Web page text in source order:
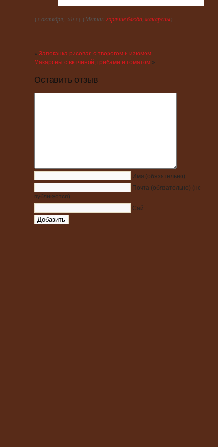
{ 3 октября, 2013} {Метки: горячие блюда макароны}
« Запеканка рисовая с творогом и изюмом
Макароны с ветчиной, грибами и томатом »
Оставить отзыв
Имя (обязательно)
Почта (обязательно) (не
публикуется)
Сайт